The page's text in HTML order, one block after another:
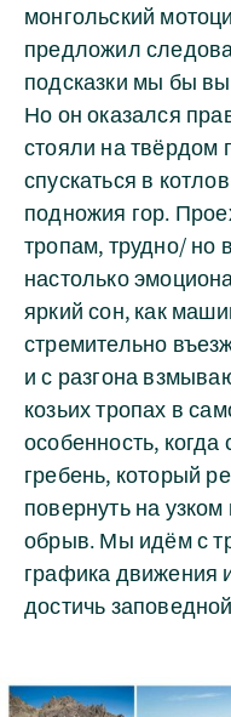
монгольский
предложил
подсказки мы бы
Но он оказался
стояли на твёрдом
спускаться в
подножия гор.
тропам, трудно/ но
настолько
яркий сон, как
стремительно
и с разгона
козьих тропах в
особенность,
гребень, который
повернуть на
обрыв. Мы идём с
графика движения
достичь